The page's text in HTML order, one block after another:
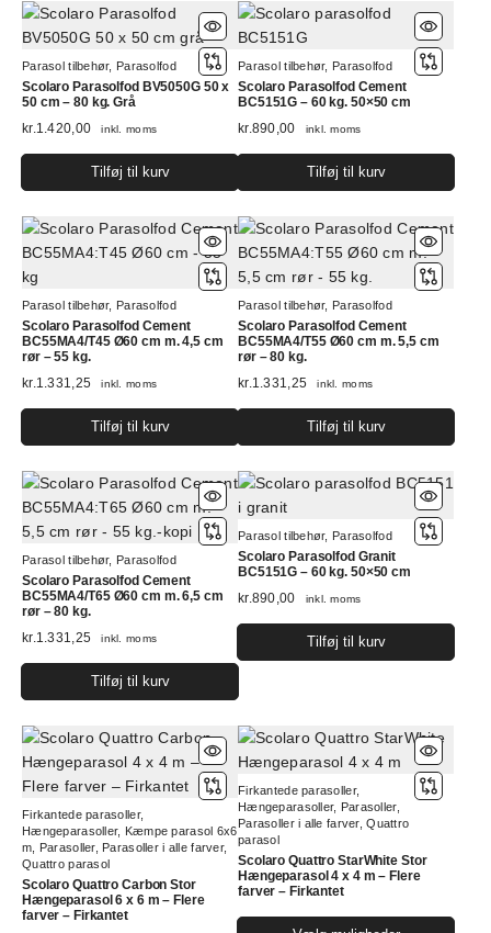
flere
varianter.
Mulighederne
kan
vælges
på
varesiden
Parasol tilbehør, Parasolfod
Scolaro Parasolfod BV5050G 50 x
50 cm – 80 kg. Grå
kr.1.420,00 inkl. moms
Tilføj til kurv
Parasol tilbehør, Parasolfod
Scolaro Parasolfod Cement
BC5151G – 60 kg. 50×50 cm
kr.890,00 inkl. moms
Tilføj til kurv
Parasol tilbehør, Parasolfod
Scolaro Parasolfod Cement
BC55MA4/T45 Ø60 cm m. 4,5 cm
rør – 55 kg.
kr.1.331,25 inkl. moms
Tilføj til kurv
Parasol tilbehør, Parasolfod
Scolaro Parasolfod Cement
BC55MA4/T55 Ø60 cm m. 5,5 cm
rør – 80 kg.
kr.1.331,25 inkl. moms
Tilføj til kurv
Parasol tilbehør, Parasolfod
Scolaro Parasolfod Cement
BC55MA4/T65 Ø60 cm m. 6,5 cm
rør – 80 kg.
kr.1.331,25 inkl. moms
Tilføj til kurv
Parasol tilbehør, Parasolfod
Scolaro Parasolfod Granit
BC5151G – 60 kg. 50×50 cm
kr.890,00 inkl. moms
Tilføj til kurv
Firkantede parasoller,
Hængeparasoller, Kæmpe parasol 6x6
m
Parasoller, Parasoller i alle farver,
Quattro parasol
Scolaro Quattro Carbon Stor
Hængeparasol 6 x 6 m – Flere
farver – Firkantet
Firkantede parasoller,
Hængeparasoller, Parasoller,
Parasoller i alle farver,Quattro
parasol
Scolaro Quattro StarWhite Stor
Hængeparasol 4 x 4 m – Flere
farver – Firkantet